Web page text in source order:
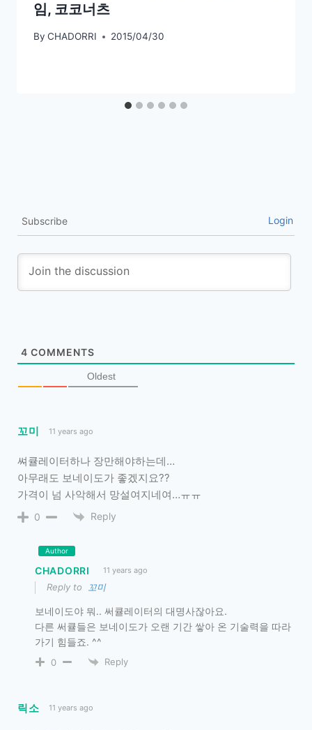
임, 코코너츠
By CHADORRI 2015/04/30
Subscribe Login
4 COMMENTS
Oldest
꼬미 11 years ago
쎠큘레이터하나 장만해야하는데…
아무래도 보네이도가 좋겠지요??
가격이 넘 사악해서 망설여지네여…ㅠㅠ
0 Reply
Author
CHADORRI 11 years ago
Reply to 꼬미
보네이도야 뭐.. 써큘레이터의 대명사잖아요.
다른 써큘들은 보네이도가 오랜 기간 쌓아 온 기술력을 따라
가기 힘들죠. ^^
0 Reply
릭소 11 years ago